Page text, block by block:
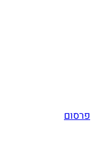
פרסום